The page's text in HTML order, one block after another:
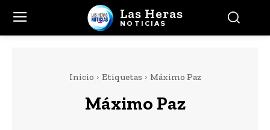
Las Heras
NOTICIAS
Inicio Etiquetas Máximo Paz
Máximo Paz